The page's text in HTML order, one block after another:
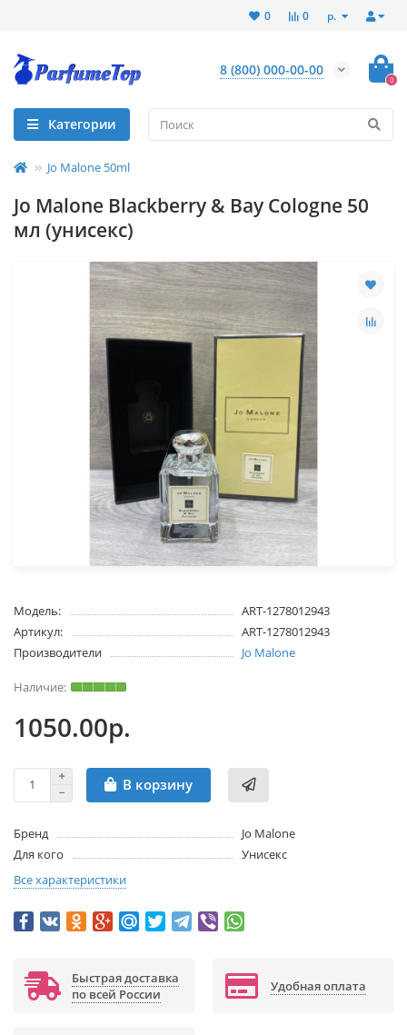
р.
0
0
8 (800) 000-00-00
0
Категории
Jo Malone 50ml
Jo Mаlоnе Blackberry & Bay Cologne 50
мл (унисекс)
Модель:
ART-1278012943
Артикул:
ART-1278012943
Производители
Jo Malone
1050.00р.
В корзину
Бренд
Jo Malone
Для кого
Унисекс
Все характеристики
Быстрая доставка
по всей России
Удобная оплата